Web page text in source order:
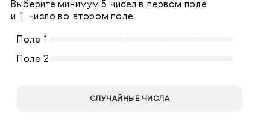
Выберите минимум 5 чисел в первом поле
и 1 число во втором поле
Поле 1
Поле 2
СЛУЧАЙНЫЕ ЧИСЛА